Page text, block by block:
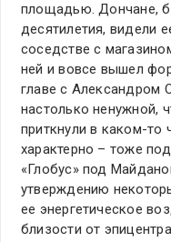
площадью. Дончане,
десятилетия, видели
соседстве с
ней и вовсе вышел
главе с Александром
настолько ненужной,
приткнули в каком-то
характерно – тоже
«Глобус» под
утверждению
ее энергетическое
близости от